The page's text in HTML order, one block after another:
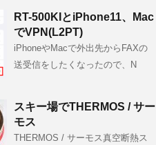
RT-500KIとiPhone11、Mac
でVPN(L2PT)
iPhoneやMacで外出先からFAXの
送受信をしたくなったので、N
スキー場でTHERMOS / サー
モス
THERMOS / サーモス真空断熱ス